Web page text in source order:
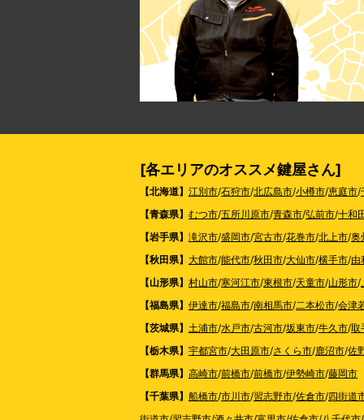
[各エリアのオススメ鍵屋さん]
【北海道】 江別市/石狩市/北広島市/小樽市/恵庭市/
【青森県】 むつ市/五所川原市/青森市/弘前市/十和
【岩手県】 滝沢市/盛岡市/宮古市/花巻市/北上市/奥
【秋田県】 大館市/能代市/秋田市/大仙市/横手市/由
【山形県】 村山市/寒河江市/東根市/天童市/山形市/
【福島県】 伊達市/福島市/南相馬市/二本松市/会津
【茨城県】 土浦市/水戸市/古河市/坂東市/牛久市/取
【栃木県】 宇都宮市/大田原市/さくら市/鹿沼市/佐
【群馬県】 高崎市/前橋市/前橋市/伊勢崎市/藤岡市
【千葉県】 船橋市/市川市/習志野市/佐倉市/四街道